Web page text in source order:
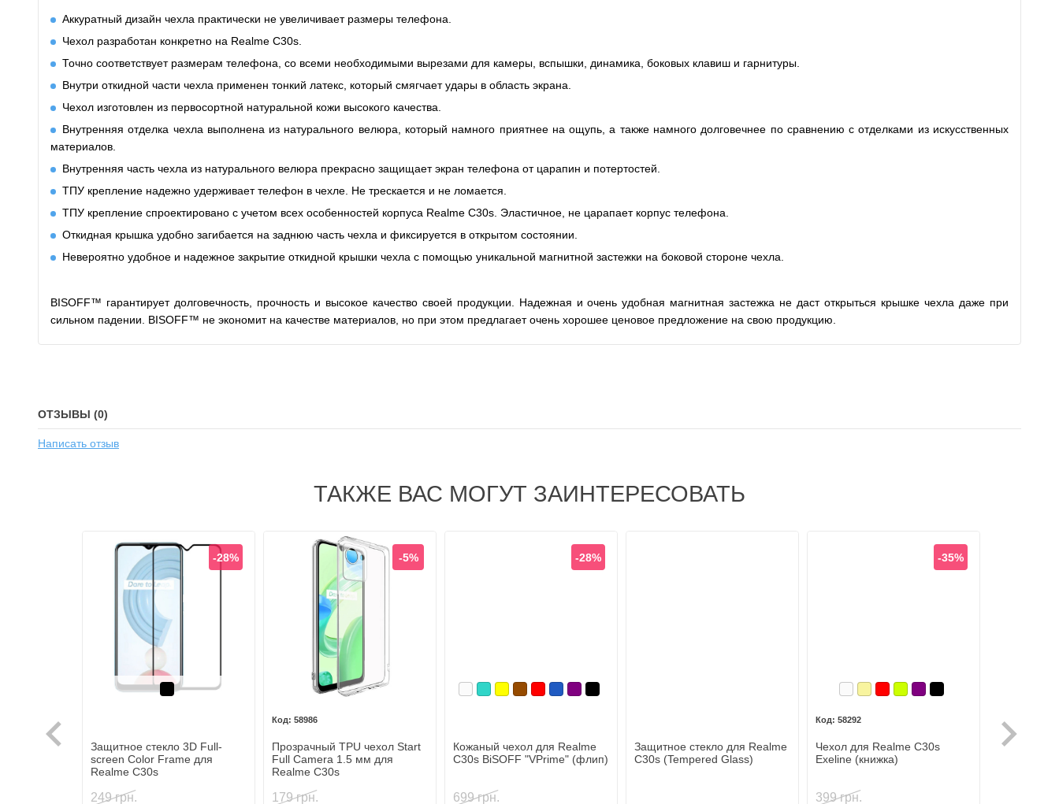
Аккуратный дизайн чехла практически не увеличивает размеры телефона.
Чехол разработан конкретно на Realme C30s.
Точно соответствует размерам телефона, со всеми необходимыми вырезами для камеры, вспышки, динамика, боковых клавиш и гарнитуры.
Внутри откидной части чехла применен тонкий латекс, который смягчает удары в область экрана.
Чехол изготовлен из первосортной натуральной кожи высокого качества.
Внутренняя отделка чехла выполнена из натурального велюра, который намного приятнее на ощупь, а также намного долговечнее по сравнению с отделками из искусственных
материалов.
Внутренняя часть чехла из натурального велюра прекрасно защищает экран телефона от царапин и потертостей.
ТПУ крепление надежно удерживает телефон в чехле. Не трескается и не ломается.
ТПУ крепление спроектировано с учетом всех особенностей корпуса Realme C30s. Эластичное, не царапает корпус телефона.
Откидная крышка удобно загибается на заднюю часть чехла и фиксируется в открытом состоянии.
Невероятно удобное и надежное закрытие откидной крышки чехла с помощью уникальной магнитной застежки на боковой стороне чехла.
BISOFF™ гарантирует долговечность, прочность и высокое качество своей продукции. Надежная и очень удобная магнитная застежка не даст открыться крышке чехла даже при
сильном падении. BISOFF™ не экономит на качестве материалов, но при этом предлагает очень хорошее ценовое предложение на свою продукцию.
ОТЗЫВЫ (0)
Написать отзыв
ТАКЖЕ ВАС МОГУТ ЗАИНТЕРЕСОВАТЬ
Черный
-28%
Защитное стекло 3D Full-
screen Color Frame для
Realme C30s
249 грн.
-5%
58986
Прозрачный TPU чехол Start
Full Camera 1.5 мм для
Realme C30s
179 грн.
БелыйБирюзовый
Желтый
Коричневый
Красный
Синий, темный
Фиолетовый, темный
Черный
-28%
Кожаный чехол для Realme
C30s BiSOFF "VPrime" (флип)
699 грн.
Защитное стекло для Realme
C30s (Tempered Glass)
БелыйЗолотой
Красный
ЛаймФиолетовый, темный
Черный
-35%
58292
Чехол для Realme C30s
Exeline (книжка)
399 грн.